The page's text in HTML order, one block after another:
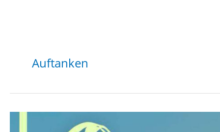
Auftanken